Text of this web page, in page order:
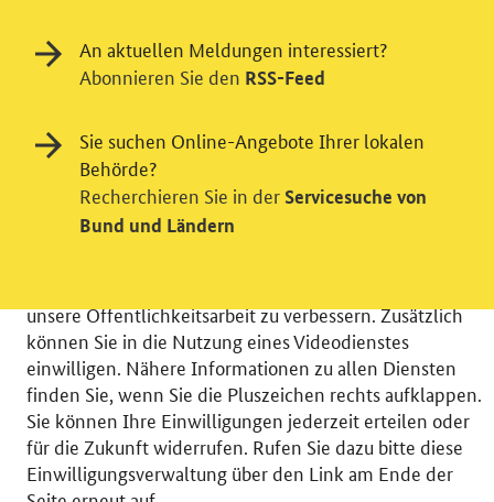
© 2026 Bundesministerium für Wirtschaft und Energie
RSS
Benutzerhinweise
Inhaltsverzeichnis
Impressum
Barrierefreiheit
Datenschutz
Einwilligung in Tracking und / oder
Videodienst
Wir bitten Sie an dieser Stelle um Ihre Einwilligung für
verschiedene Zusatzdienste unserer Webseite: Wir
unsere Öffentlichkeitsarbeit zu verbessern. Zusätzlich
können Sie in die Nutzung eines Videodienstes
einwilligen. Nähere Informationen zu allen Diensten
finden Sie, wenn Sie die Pluszeichen rechts aufklappen.
Sie können Ihre Einwilligungen jederzeit erteilen oder
für die Zukunft widerrufen. Rufen Sie dazu bitte diese
Einwilligungsverwaltung über den Link am Ende der
An aktuellen Meldungen interessiert?
Abonnieren Sie den RSS-Feed
Sie suchen Online-Angebote Ihrer lokalen
Behörde?
Recherchieren Sie in der Servicesuche von
Bund und Ländern